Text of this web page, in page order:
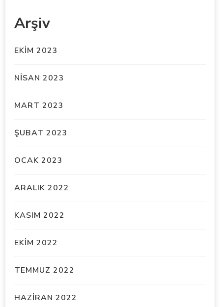
Arşiv
EKIM 2023
NISAN 2023
MART 2023
ŞUBAT 2023
OCAK 2023
ARALIK 2022
KASIM 2022
EKIM 2022
TEMMUZ 2022
HAZIRAN 2022